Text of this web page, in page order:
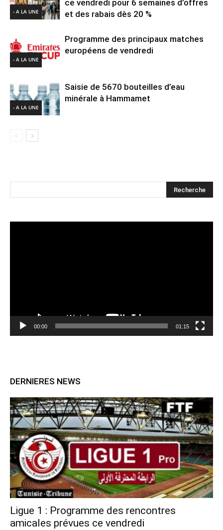
- A LA UNE
ce vendredi pour 6 semaines d’offres
et des rabais dès 20 %
- A LA UNE
Programme des principaux matches
européens de vendredi
- A LA UNE
Saisie de 5670 bouteilles d’eau
minérale à Hammamet
00:00 01:15
DERNIERES NEWS
Ligue 1 : Programme des rencontres
amicales prévues ce vendredi